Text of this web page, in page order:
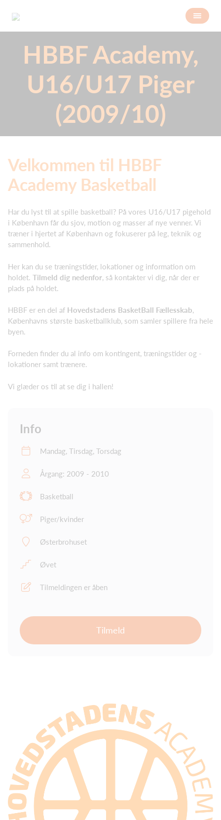
HBBF Academy,
U16/U17 Piger
(2009/10)
Velkommen til HBBF
Academy Basketball
Har du lyst til at spille basketball? På vores U16/U17 pigehold
i København får du sjov, motion og masser af nye venner. Vi
træner i hjertet af København og fokuserer på leg, teknik og
sammenhold.
Her kan du se træningstider, lokationer og information om
holdet. Tilmeld dig nedenfor , så kontakter vi dig, når der er
plads på holdet.
HBBF er en del af Hovedstadens BasketBall Fællesskab,
Københavns største basketballklub, som samler spillere fra hele
byen.
Forneden finder du al info om kontingent, træningstider og -
lokationer samt trænere.
Vi glæder os til at se dig i hallen!
Info
Mandag, Tirsdag, Torsdag
Årgang: 2009 - 2010
Basketball
Piger/kvinder
Østerbrohuset
Øvet
Tilmeldingen er åben
Tilmeld